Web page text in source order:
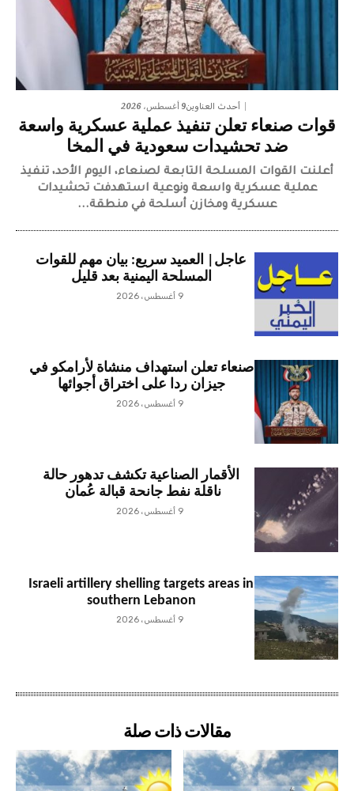
أحدث العناوين9 أغسطس، 2026
قوات صنعاء تعلن تنفيذ عملية عسكرية واسعة
ضد تحشيدات سعودية في المخا
​أعلنت القوات المسلحة التابعة لصنعاء، اليوم الأحد، تنفيذ
عملية عسكرية واسعة ونوعية استهدفت تحشيدات
عسكرية ومخازن أسلحة في منطقة...
عاجل| العميد سريع: بيان مهم للقوات
المسلحة اليمنية بعد قليل
9 أغسطس، 2026
صنعاء تعلن استهداف منشاة لأرامكو في
جيزان ردا على اختراق أجوائها
9 أغسطس، 2026
الأقمار الصناعية تكشف تدهور حالة
ناقلة نفط جانحة قبالة عُمان
9 أغسطس، 2026
Israeli artillery shelling targets areas in
southern Lebanon
9 أغسطس، 2026
مقالات ذات صلة